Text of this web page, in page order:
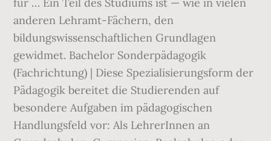
anderen Lehramt-Fächern, den
bildungswissenschaftlichen Grundlagen
gewidmet. Bachelor Sonderpädagogik
(Fachrichtung) | Diese Spezialisierungsform der
Pädagogik bereitet die Studierenden auf
besondere Aufgaben im pädagogischen
Handlungsfeld vor: Als LehrerInnen an